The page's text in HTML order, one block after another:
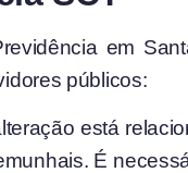
em
públicos:
está
É